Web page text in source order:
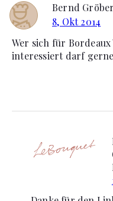
Bernd Gröber
8, Okt 2014
Wer sich für Bordeaux
interessiert darf